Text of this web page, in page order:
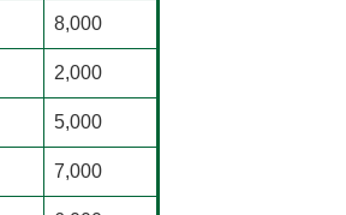
8,000
2,000
5,000
7,000